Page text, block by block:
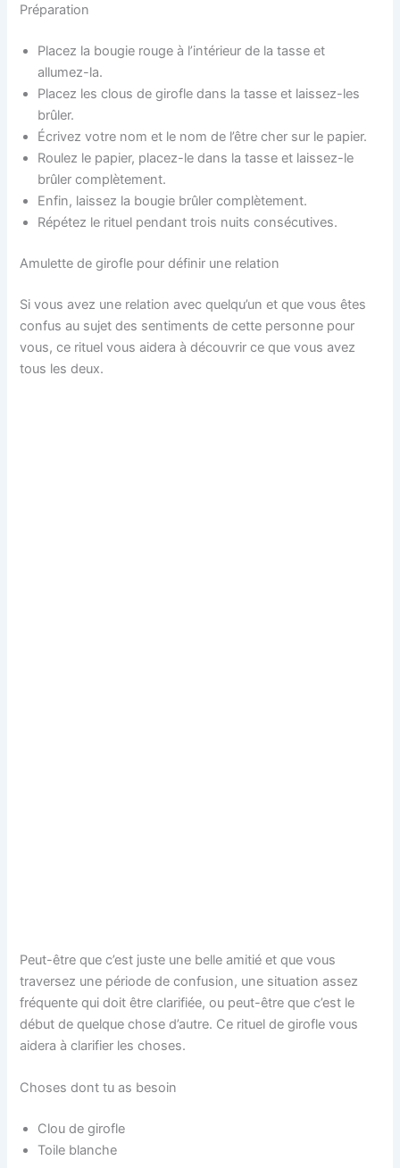
Préparation
Placez la bougie rouge à l’intérieur de la tasse et
allumez-la.
Placez les clous de girofle dans la tasse et laissez-les
brûler.
Écrivez votre nom et le nom de l’être cher sur le papier.
Roulez le papier, placez-le dans la tasse et laissez-le
brûler complètement.
Enfin, laissez la bougie brûler complètement.
Répétez le rituel pendant trois nuits consécutives.
Amulette de girofle pour définir une relation
Si vous avez une relation avec quelqu’un et que vous êtes
confus au sujet des sentiments de cette personne pour
vous, ce rituel vous aidera à découvrir ce que vous avez
tous les deux.
Peut-être que c’est juste une belle amitié et que vous
traversez une période de confusion, une situation assez
fréquente qui doit être clarifiée, ou peut-être que c’est le
début de quelque chose d’autre. Ce rituel de girofle vous
aidera à clarifier les choses.
Choses dont tu as besoin
Clou de girofle
Toile blanche